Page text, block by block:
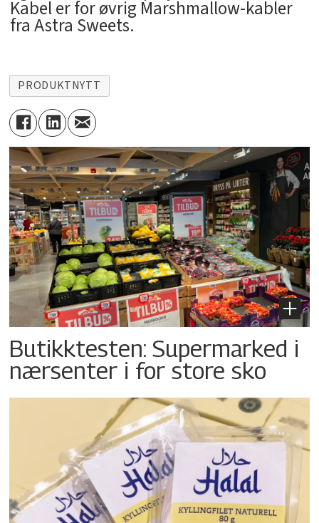
Kabel er for øvrig Marshmallow-kabler
fra Astra Sweets.
PRODUKTNYTT
Butikktesten: Supermarked i
nærsenter i for store sko